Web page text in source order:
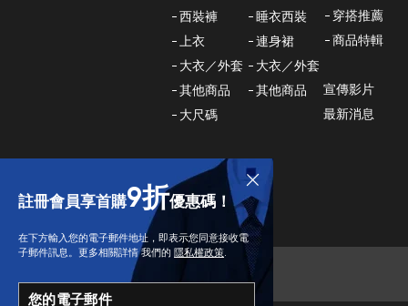
註冊會員享首購9折優惠碼！
在下方輸入您的電子郵件地址，即表示您同意接收電
子郵件訊息。更多相關詳情 我們的 隱私權政策
您的電子郵件
西裝褲
上衣
大衣／外套
其他商品
大尺碼
睡衣西裝
連身裙
大衣／外套
其他商品
穿搭推薦
商品特輯
宣傳影片
最新消息